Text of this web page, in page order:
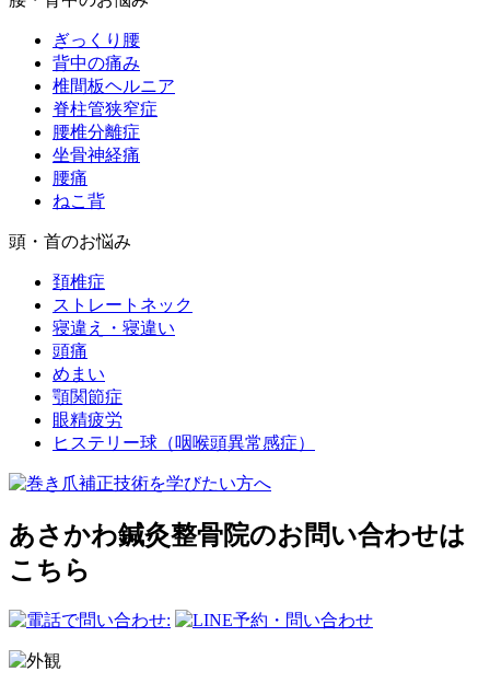
ぎっくり腰
背中の痛み
椎間板ヘルニア
脊柱管狭窄症
腰椎分離症
坐骨神経痛
腰痛
ねこ背
頭・首のお悩み
頚椎症
ストレートネック
寝違え・寝違い
頭痛
めまい
顎関節症
眼精疲労
ヒステリー球（咽喉頭異常感症）
あさかわ鍼灸整⾻院のお問い合わせは
こちら